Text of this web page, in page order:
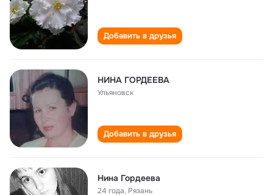
Добавить в друзья
НИНА ГОРДЕЕВА
Ульяновск
Добавить в друзья
Нина Гордеева
24 года, Рязань